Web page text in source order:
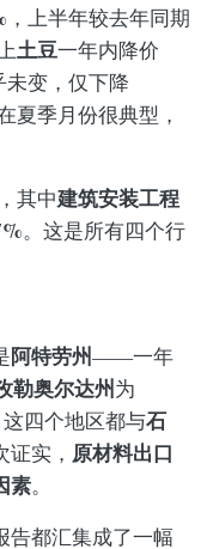
，上半年较去年同期
土豆一年内降价
未变，仅下降
夏季月份很典型，
，其中建筑安装工程
。这是所有四个行
阿特劳州——一年
勒奥尔达州为
这四个地区都与石
实， 原材料出口
素。
告都汇集成了一幅